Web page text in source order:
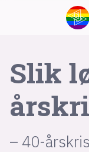
Slik
– 40-